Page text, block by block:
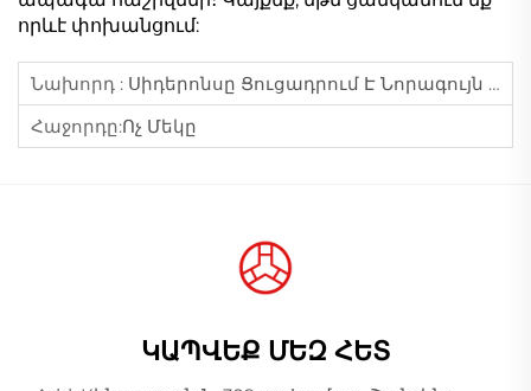
որևէ փոխանցում:
Նախորդ : Սիդերոնսը Ցուցադրում Է Նորագույն Սեղանների Լուծումներ Saigon Exhibition Center-Ում 2024-Ին
Հաջորդը:Ոչ Մեկը
ԿԱՊՎԵՔ ՄԵԶ ՀԵՏ